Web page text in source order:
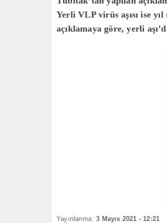
Yerli VLP virüs aşısı ise
açıklamaya göre, yerli
Yayınlanma: 3 Mayıs 2021 - 12:21